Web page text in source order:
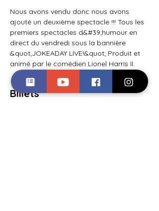
Nous avons vendu donc nous avons
ajouté un deuxième spectacle !!! Tous les
premiers spectacles d&#39;humour en
direct du vendredi sous la bannière
&quot;JOKEADAY LIVE!&quot; Produit et
animé par le comédien Lionel Harris II.
Billets